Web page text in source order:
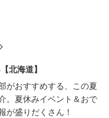
北海道】
がおすすめする、この夏
。夏休みイベント＆おで
が盛りだくさん！